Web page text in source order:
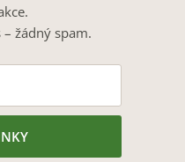
žádný spam.